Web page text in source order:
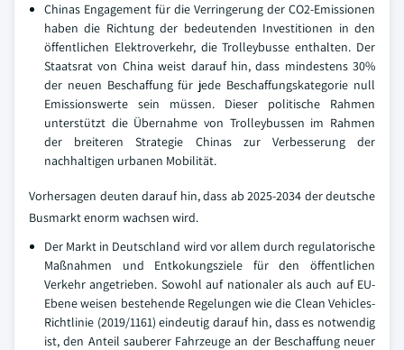
Chinas Engagement für die Verringerung der CO2-Emissionen
haben die Richtung der bedeutenden Investitionen in den
öffentlichen Elektroverkehr, die Trolleybusse enthalten. Der
Staatsrat von China weist darauf hin, dass mindestens 30%
der neuen Beschaffung für jede Beschaffungskategorie null
Emissionswerte sein müssen. Dieser politische Rahmen
unterstützt die Übernahme von Trolleybussen im Rahmen
der breiteren Strategie Chinas zur Verbesserung der
nachhaltigen urbanen Mobilität.
Vorhersagen deuten darauf hin, dass ab 2025-2034 der deutsche
Busmarkt enorm wachsen wird.
Der Markt in Deutschland wird vor allem durch regulatorische
Maßnahmen und Entkokungsziele für den öffentlichen
Verkehr angetrieben. Sowohl auf nationaler als auch auf EU-
Ebene weisen bestehende Regelungen wie die Clean Vehicles-
Richtlinie (2019/1161) eindeutig darauf hin, dass es notwendig
ist, den Anteil sauberer Fahrzeuge an der Beschaffung neuer